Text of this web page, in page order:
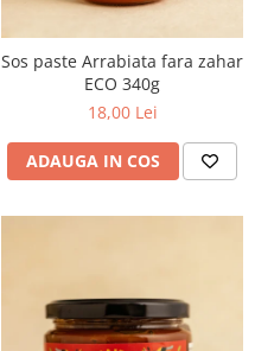
Sos paste Arrabiata fara zahar
ECO 340g
18,00 Lei
ADAUGA IN COS